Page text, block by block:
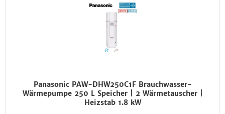
Panasonic PAW-DHW250C1F Brauchwasser-
Wärmepumpe 250 L Speicher | 2 Wärmetauscher |
Heizstab 1.8 kW